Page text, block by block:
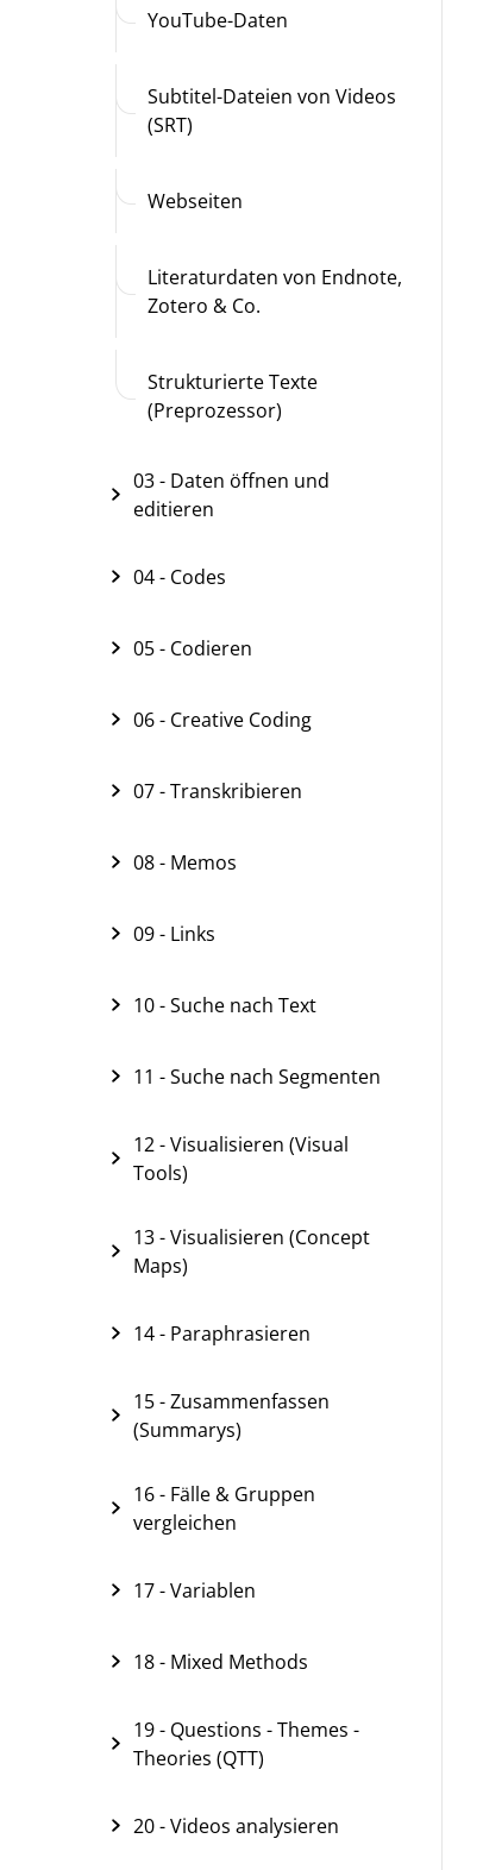
YouTube-Daten
Subtitel-Dateien von Videos
(SRT)
Webseiten
Literaturdaten von Endnote,
Zotero & Co.
Strukturierte Texte
(Preprozessor)
03 - Daten öffnen und
editieren
04 - Codes
05 - Codieren
06 - Creative Coding
07 - Transkribieren
08 - Memos
09 - Links
10 - Suche nach Text
11 - Suche nach Segmenten
12 - Visualisieren (Visual
Tools)
13 - Visualisieren (Concept
Maps)
14 - Paraphrasieren
15 - Zusammenfassen
(Summarys)
16 - Fälle & Gruppen
vergleichen
17 - Variablen
18 - Mixed Methods
19 - Questions - Themes -
Theories (QTT)
20 - Videos analysieren